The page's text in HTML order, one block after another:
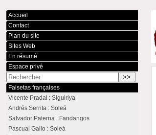
Accueil
Contact
Plan du site
Sites Web
En résumé
Espace privé
Falsetas françaises
Vicente Pradal : Siguiriya
Andrés Serrita : Soleá
Salvador Paterna : Fandangos
Pascual Gallo : Soleá